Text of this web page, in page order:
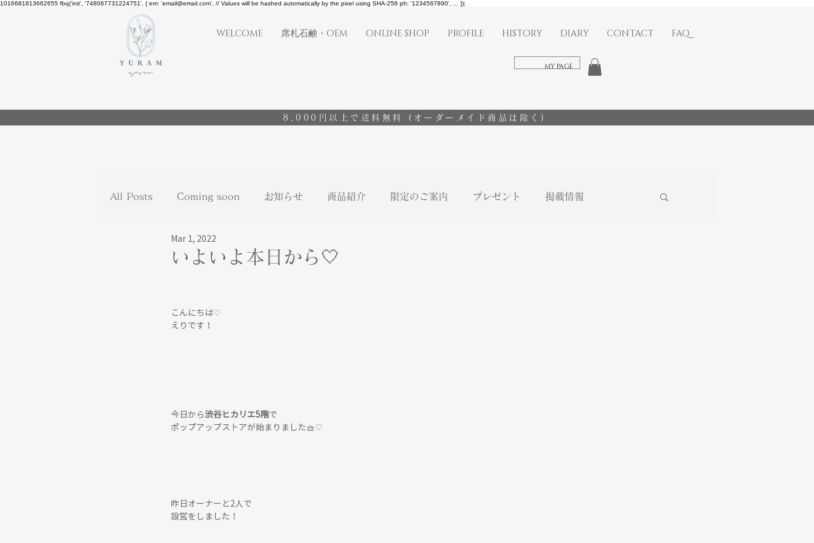
1016681813662655 fbq('init', '748067731224751', { em: 'email@email.com', // Values will be hashed automatically by the pixel using SHA-256 ph: '1234567890', ... });
WELCOME 席札石鹸・OEM ONLINE SHOP PROFILE HISTORY DIARY CONTACT FAQ
​MY PAGE
8,000円以上で送料無料 (オーダーメイド商品は除く)
All Posts Coming soon お知らせ 商品紹介 限定のご案内 プレゼント 掲載情報
いよいよ本日から🤍
Mar 1, 2022
こんにちは♡
えりです！
今日から渋谷ヒカリエ5階で
ポップアップストアが始まりました🧺♡
昨日オーナーと2人で
設営をしました！